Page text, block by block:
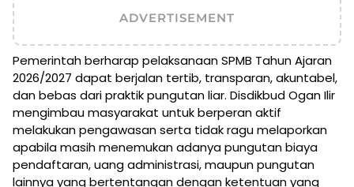
ADVERTISEMENT
Pemerintah berharap pelaksanaan SPMB Tahun Ajaran
2026/2027 dapat berjalan tertib, transparan, akuntabel,
dan bebas dari praktik pungutan liar. Disdikbud Ogan Ilir
mengimbau masyarakat untuk berperan aktif
melakukan pengawasan serta tidak ragu melaporkan
apabila masih menemukan adanya pungutan biaya
pendaftaran, uang administrasi, maupun pungutan
lainnya yang bertentangan dengan ketentuan yang